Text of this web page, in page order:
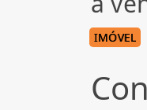
IMÓVEL